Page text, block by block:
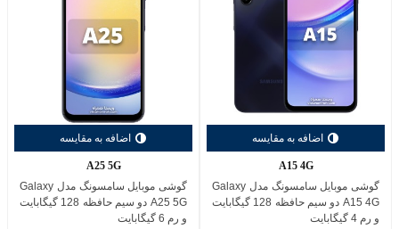
اضافه به مقایسه
A15 4G
گوشی موبایل سامسونگ مدل Galaxy
A15 4G دو سیم حافظه 128 گیگابایت
و رم 4 گیگابایت
اضافه به مقایسه
A25 5G
گوشی موبایل سامسونگ مدل Galaxy
A25 5G دو سیم حافظه 128 گیگابایت
و رم 6 گیگابایت